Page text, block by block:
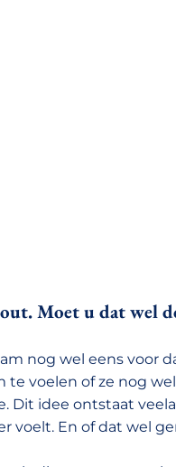
Moet u dat wel
nog wel eens voor
te voelen of ze nog
Dit idee ontstaat
voelt. En of dat wel